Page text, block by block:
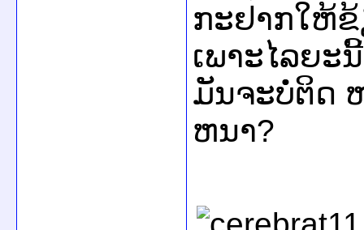
ກະ​ຢາກ​ໃຫ້ຂ້
ເພາະ​​ໄລຍະ
ມັນ​ຈະບໍ່​ຕິດ
ຫນາ?